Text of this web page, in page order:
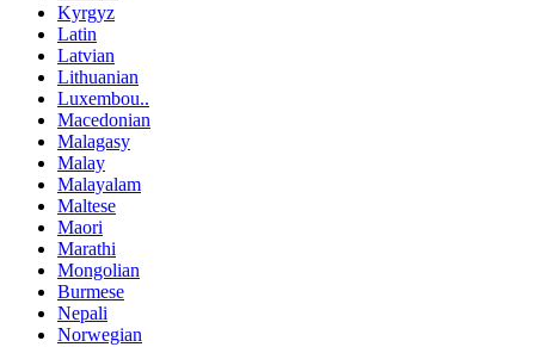
Kyrgyz
Latin
Latvian
Lithuanian
Luxembou..
Macedonian
Malagasy
Malay
Malayalam
Maltese
Maori
Marathi
Mongolian
Burmese
Nepali
Norwegian